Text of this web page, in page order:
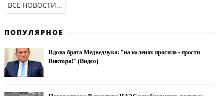
ВСЕ НОВОСТИ...
ПОПУЛЯРНОЕ
Вдова брата Медведчука: "на коленях просила - прости
Виктора!" (Видео)